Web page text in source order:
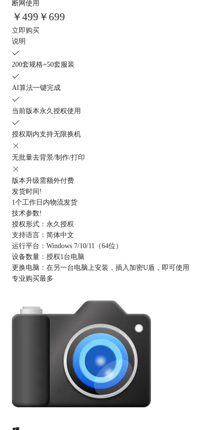
断网使用
￥499 ￥699
立即购买
说明
200套规格+50套服装
AI算法一键完成
当前版本永久授权使用
授权期内支持无限换机
无批量去背景/制作/打印
版本升级需额外付费
发货时间!
1个工作日内物流发货
技术参数!
授权形式： 永久授权
支持语言： 简体中文
运行平台： Windows 7/10/11（64位）
设备数量： 授权1台电脑
更换电脑： 在另一台电脑上安装，插入加密U盾，即可使用
专业购买最多